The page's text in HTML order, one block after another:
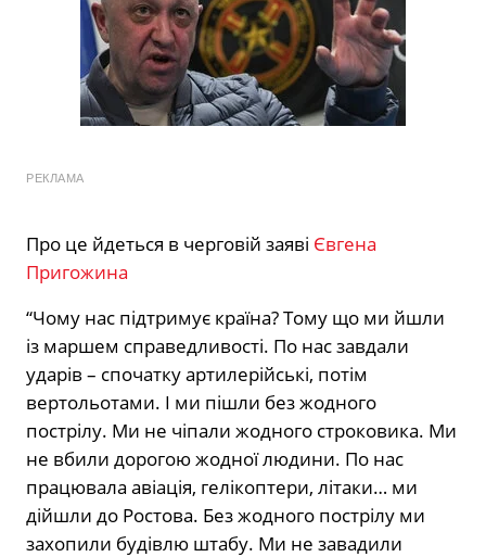
РЕКЛАМА
Про це йдеться в черговій заяві Євгена
Пригожина
“Чому нас підтримує країна? Тому що ми йшли
із маршем справедливості. По нас завдали
ударів – спочатку артилерійські, потім
вертольотами. І ми пішли без жодного
пострілу. Ми не чіпали жодного строковика. Ми
не вбили дорогою жодної людини. По нас
працювала авіація, гелікоптери, літаки… ми
дійшли до Ростова. Без жодного пострілу ми
захопили будівлю штабу. Ми не завадили